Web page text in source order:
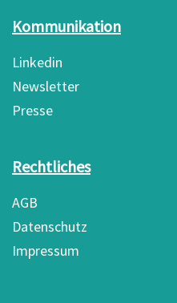
Kommunikation
Linkedin
Newsletter
Presse
Rechtliches
AGB
Datenschutz
Impressum